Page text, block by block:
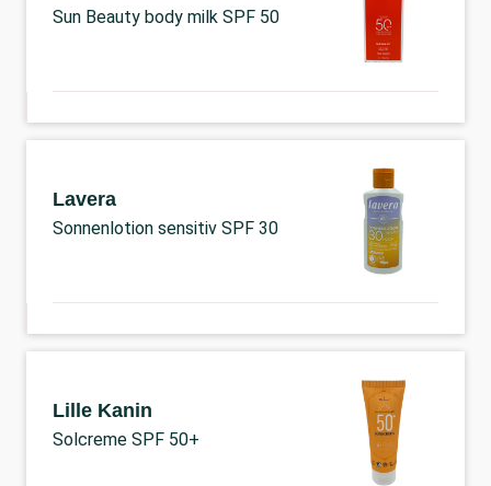
Sun Beauty body milk SPF 50
Lavera
Sonnenlotion sensitiv SPF 30
Lille Kanin
Solcreme SPF 50+